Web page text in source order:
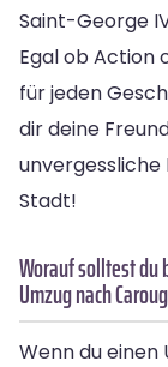
Saint-George
Egal ob Action
für jeden
dir deine
Stadt!
Worauf solltest du
Umzug nach
Wenn du einen